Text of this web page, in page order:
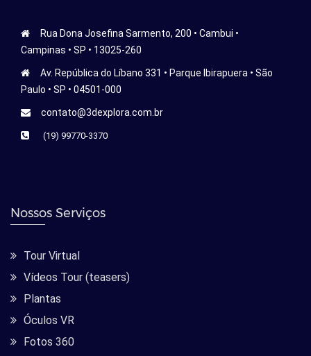
Rua Dona Josefina Sarmento, 200 • Cambui •
Campinas • SP • 13025-260
Av. República do Líbano 331 • Parque Ibirapuera • São
Paulo • SP • 04501-000
contato@3dexplora.com.br
(19) 99770-3370
Nossos Serviços
Tour Virtual
Vídeos Tour (teasers)
Plantas
Óculos VR
Fotos 360